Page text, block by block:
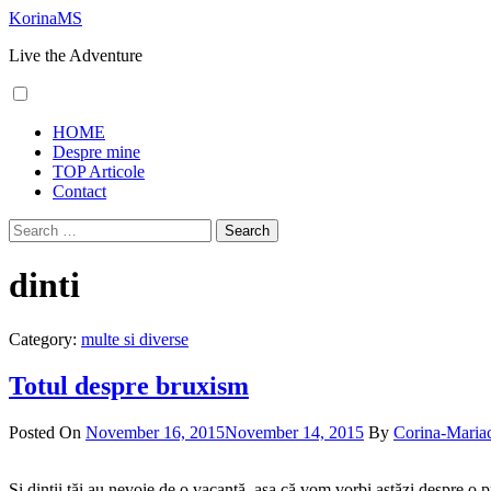
Skip
content
KorinaMS
Live the Adventure
Menu
HOME
Despre mine
TOP Articole
Contact
Search
for:
dinti
Category: multe si diverse
Totul despre bruxism
Posted On November 16, 2015November 14, 2015 By Corina-Maria